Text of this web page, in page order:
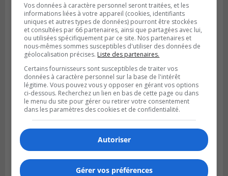
LA PRAIRIE
Publié le 4 août 2026 à 15h50
Le mur du rempart de La Prairie retrouve
sa jeunesse
Vos données à caractère personnel seront traitées, et les
informations liées à votre appareil (cookies, identifiants
uniques et autres types de données) pourront être stockées
et consultées par 66 partenaires, ainsi que partagées avec lui,
ou utilisées spécifiquement par ce site. Nos partenaires et
nous-mêmes sommes susceptibles d'utiliser des données de
géolocalisation précises. Liste des partenaires.
Certains fournisseurs sont susceptibles de traiter vos
données à caractère personnel sur la base de l'intérêt
légitime. Vous pouvez vous y opposer en gérant vos options
ci-dessous. Recherchez un lien en bas de cette page ou dans
le menu du site pour gérer ou retirer votre consentement
dans les paramètres des cookies et de confidentialité.
Autoriser
Gérer vos préférences